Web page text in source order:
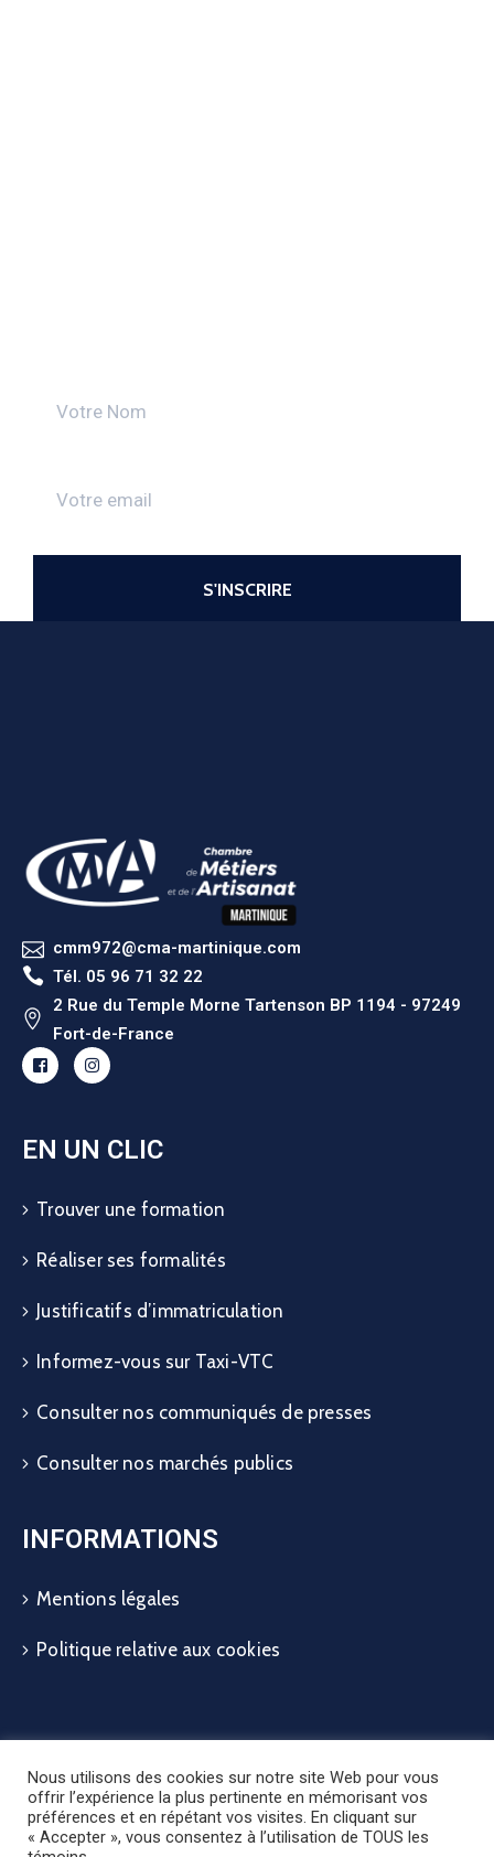
cmm972@cma-martinique.com
Tél. 05 96 71 32 22
2 Rue du Temple Morne Tartenson BP 1194 - 97249
Fort-de-France
EN UN CLIC
Trouver une formation
Réaliser ses formalités
Justificatifs d’immatriculation
Informez-vous sur Taxi-VTC
Consulter nos communiqués de presses
Consulter nos marchés publics
INFORMATIONS
Mentions légales
Politique relative aux cookies
Nous utilisons des cookies sur notre site Web pour vous
offrir l’expérience la plus pertinente en mémorisant vos
préférences et en répétant vos visites. En cliquant sur
« Accepter », vous consentez à l’utilisation de TOUS les